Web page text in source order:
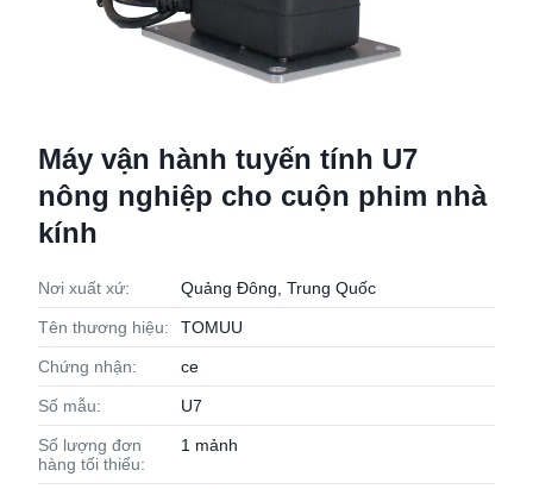
Máy vận hành tuyến tính U7
nông nghiệp cho cuộn phim nhà
kính
Nơi xuất xứ: Quảng Đông, Trung Quốc
Tên thương hiệu: TOMUU
Chứng nhận: ce
Số mẫu: U7
Số lượng đơn
hàng tối thiểu:
1 mảnh